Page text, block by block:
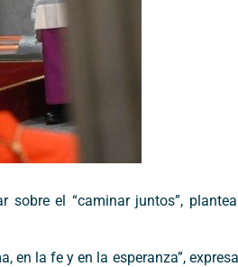
sobre el “caminar juntos”,
en la fe y en la esperanza”,